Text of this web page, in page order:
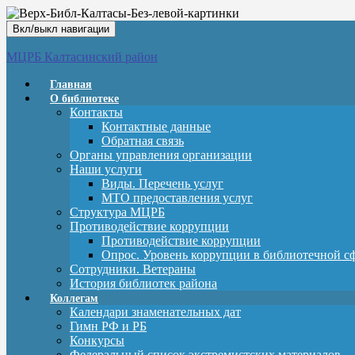
Вкл/выкл навигации
МЦРБ Калтасинский район
Главная
О библиотеке
Контакты
Контактные данные
Обратная связь
Органы управления организации
Наши услуги
Виды. Перечень услуг
МТО предоставления услуг
Структура МЦРБ
Противодействие коррупции
Противодействие коррупции
Опрос. Уровень коррупции в библиотечной
Сотрудники. Ветераны
История библиотек района
Коллегам
Календари знаменательных дат
Гимн РФ и РБ
Конкурсы